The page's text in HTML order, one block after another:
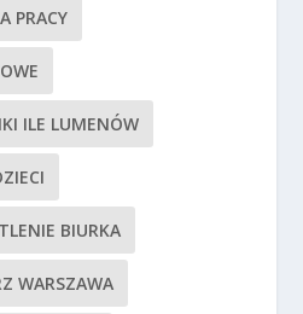
PRACY
ILE LUMENÓW
BIURKA
WARSZAWA